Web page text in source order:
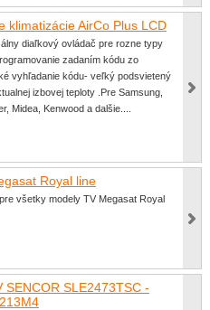
klimatizácie AirCo Plus LCD
diaľkový ovládač pre rozne typy
zadaním kódu zo
vyhľadanie kódu- veľký podsvietený
izbovej teploty .Pre Samsung,
Midea, Kenwood a dalšie....
Royal line
všetky modely TV Megasat Royal
SENCOR SLE2473TSC -